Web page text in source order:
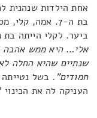
אחת הילדות שנהנית
בת ה-7. אמה,
ביער. לקלי הייתה
אלי…היא ממש אהבה
שנתיים שהיא החלה
חמודים". בשל
העניקה לה את